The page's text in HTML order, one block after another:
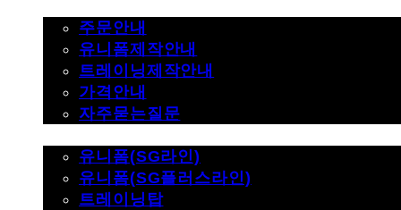
주문안내
유니폼제작안내
트레이닝제작안내
가격안내
자주묻는질문
유니폼(SG라인)
유니폼(SG플러스라인)
트레이닝탑